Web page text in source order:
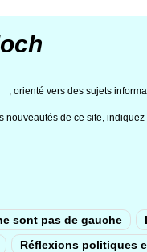
, orienté vers des sujets
nouveautés de ce site,
sont pas de gauche
Réflexions politiques